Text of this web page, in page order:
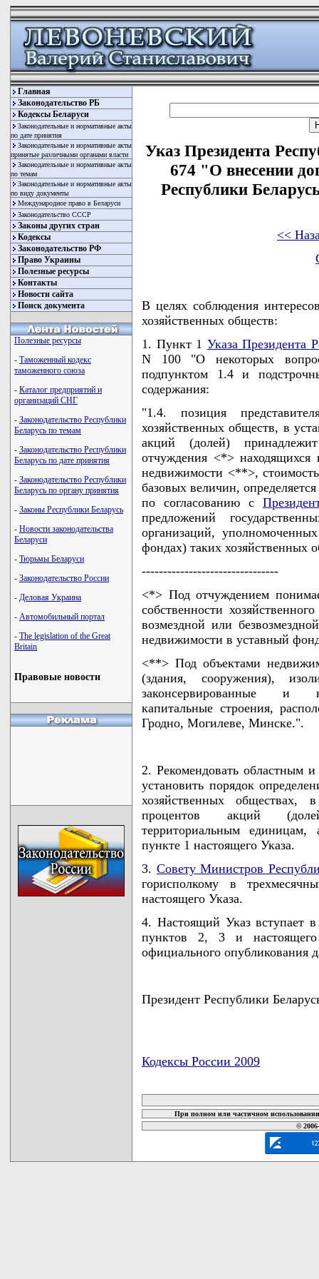
Главная
Законодательство РБ
Кодексы Беларуси
Законодательные и нормативные акты
по дате принятия
Законодательные и нормативные акты
принятые различными органами власти
Законодательные и нормативные акты
по темам
Законодательные и нормативные акты
по виду документы
Международное право в Беларуси
Законодательство СССР
Законы других стран
Кодексы
Законодательство РФ
Право Украины
Полезные ресурсы
Контакты
Новости сайта
Поиск документа
Полезные ресурсы
- Таможенный кодекс
таможенного союза
- Каталог предприятий и
организаций СНГ
- Законодательство Республики
Беларусь по темам
- Законодательство Республики
Беларусь по дате принятия
- Законодательство Республики
Беларусь по органу принятия
- Законы Республики Беларусь
- Новости законодательства
Беларуси
- Тюрьмы Беларуси
- Законодательство России
- Деловая Украина
- Автомобильный портал
- The legislation of the Great
Britain
Правовые новости
Указ Президента
674 "О внесении
Республики
<<
В целях соблюдения
хозяйственных обществ:
1. Пункт 1 Указа Президента
N 100 "О некоторых
подпунктом 1.4 и
содержания:
"1.4. позиция
хозяйственных обществ, в
акций (долей)
отчуждения <*> находящихся
недвижимости <**>,
базовых величин,
по согласованию с
предложений
организаций,
фондах) таких хозяйственных
--------------------------------
<*> Под отчуждением
собственности
возмездной или
недвижимости в уставный
<**> Под объектами
(здания, сооружения),
законсервированные и
капитальные строения,
Гродно, Могилеве, Минске.".
2. Рекомендовать областным
установить порядок
хозяйственных
процентов акций
территориальным единицам,
пункте 1 настоящего Указа.
3. Совету Министров
горисполкому в
настоящего Указа.
4. Настоящий Указ вступает
пунктов 2, 3 и
официального опубликования
Президент Республики
Кодексы России 2009
При полном или частичном
©